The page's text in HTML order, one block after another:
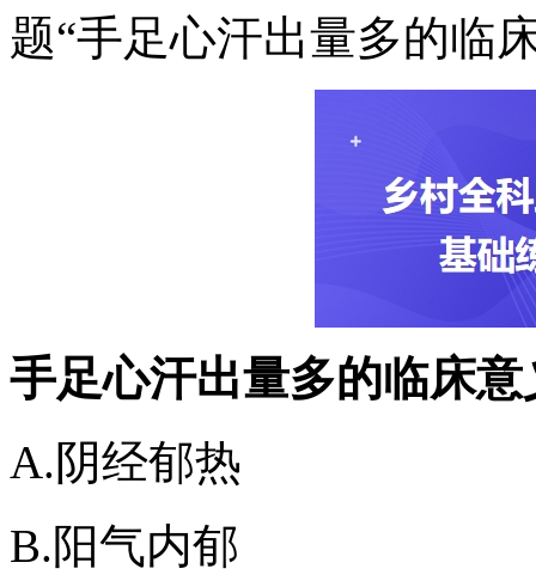
题“手足心汗出量多的临
手足心汗出量多的临床意
A.阴经郁热
B.阳气内郁